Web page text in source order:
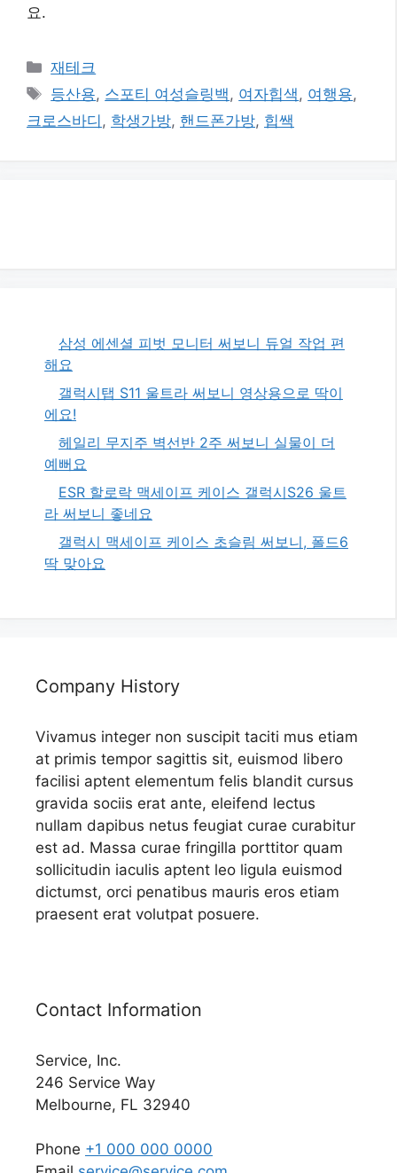
요.
카
테
고
리
재테크
태
그
등산용, 스포티 여성슬링백 , 여자힙색 , 여행용,
크로스바디 , 학생가방, 핸드폰가방, 힙쌕
삼성 에센셜 피벗 모니터 써보니 듀얼 작업 편
해요
갤럭시탭 S11 울트라 써보니 영상용으로 딱이
에요!
헤일리 무지주 벽선반 2주 써보니 실물이 더
예뻐요
ESR 할로락 맥세이프 케이스 갤럭시S26 울트
라 써보니 좋네요
갤럭시 맥세이프 케이스 초슬림 써보니, 폴드6
딱 맞아요
Company History
Vivamus integer non suscipit taciti mus etiam
at primis tempor sagittis sit, euismod libero
facilisi aptent elementum felis blandit cursus
gravida sociis erat ante, eleifend lectus
nullam dapibus netus feugiat curae curabitur
est ad. Massa curae fringilla porttitor quam
sollicitudin iaculis aptent leo ligula euismod
dictumst, orci penatibus mauris eros etiam
praesent erat volutpat posuere.
Contact Information
Service, Inc.
246 Service Way
Melbourne, FL 32940
Phone +1 000 000 0000